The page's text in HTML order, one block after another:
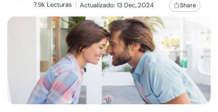
Familia
Recursos
7.9k Lecturas
Actualizado: 13 Dec, 2024 Share